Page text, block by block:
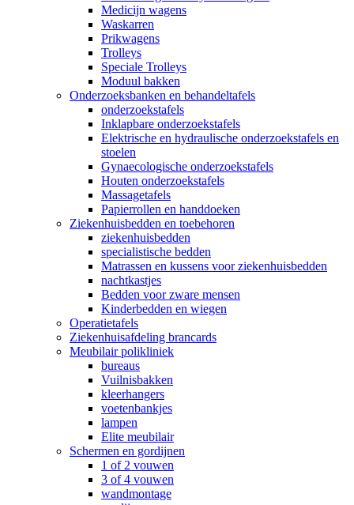
Medicijn wagens
Waskarren
Prikwagens
Trolleys
Speciale Trolleys
Moduul bakken
Onderzoeksbanken en behandeltafels
onderzoekstafels
Inklapbare onderzoekstafels
Elektrische en hydraulische onderzoekstafels en
stoelen
Gynaecologische onderzoekstafels
Houten onderzoekstafels
Massagetafels
Papierrollen en handdoeken
Ziekenhuisbedden en toebehoren
ziekenhuisbedden
specialistische bedden
Matrassen en kussens voor ziekenhuisbedden
nachtkastjes
Bedden voor zware mensen
Kinderbedden en wiegen
Operatietafels
Ziekenhuisafdeling brancards
Meubilair polikliniek
bureaus
Vuilnisbakken
kleerhangers
voetenbankjes
lampen
Elite meubilair
Schermen en gordijnen
1 of 2 vouwen
3 of 4 vouwen
wandmontage